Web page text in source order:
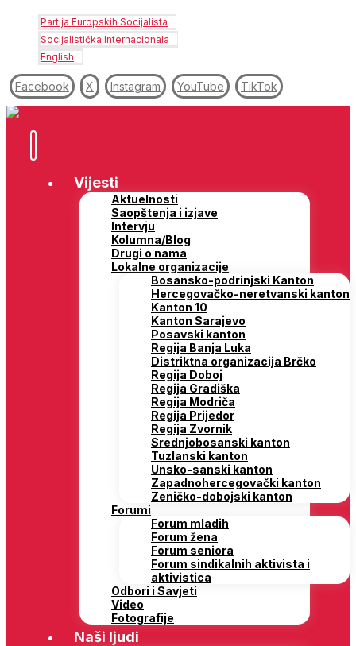
Partija Europskih Socijalista
Socijalistička Internacionala
English
Facebook X Instagram YouTube TikTok
Vijesti
Aktuelnosti
Saopštenja i izjave
Intervju
Kolumna/Blog
Drugi o nama
Lokalne organizacije
Bosansko-podrinjski Kanton
Hercegovačko-neretvanski kanton
Kanton 10
Kanton Sarajevo
Posavski kanton
Regija Banja Luka
Distriktna organizacija Brčko
Regija Doboj
Regija Gradiška
Regija Modriča
Regija Prijedor
Regija Zvornik
Srednjobosanski kanton
Tuzlanski kanton
Unsko-sanski kanton
Zapadnohercegovački kanton
Zeničko-dobojski kanton
Forumi
Forum mladih
Forum žena
Forum seniora
Forum sindikalnih aktivista i
aktivistica
Odbori i Savjeti
Video
Fotografije
Naši ljudi